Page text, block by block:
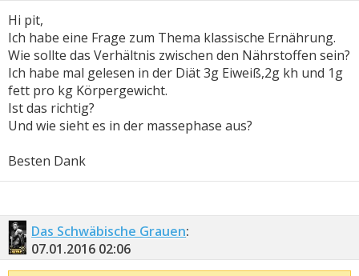
Hi pit,
Ich habe eine Frage zum Thema klassische Ernährung.
Wie sollte das Verhältnis zwischen den Nährstoffen sein?
Ich habe mal gelesen in der Diät 3g Eiweiß,2g kh und 1g
fett pro kg Körpergewicht.
Ist das richtig?
Und wie sieht es in der massephase aus?
Besten Dank
Das Schwäbische Grauen:
07.01.2016 02:06